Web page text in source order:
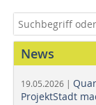
News
19.05.2026 |
ProjektStadt